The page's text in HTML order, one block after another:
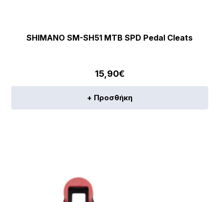
SHIMANO SM-SH51 MTB SPD Pedal Cleats
15,90€
+ Προσθήκη